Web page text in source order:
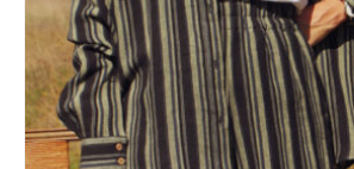
la
page
du
produit